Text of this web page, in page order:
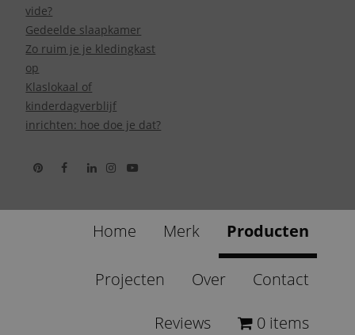
vide?
Gedeelde slaapkamer
Zo ruim je je kledingkast
op
Klaslokaal of
kinderdagverblijf
inrichten: hoe doe je dat?
Home Merk Producten
Projecten Over Contact
Reviews 0 items